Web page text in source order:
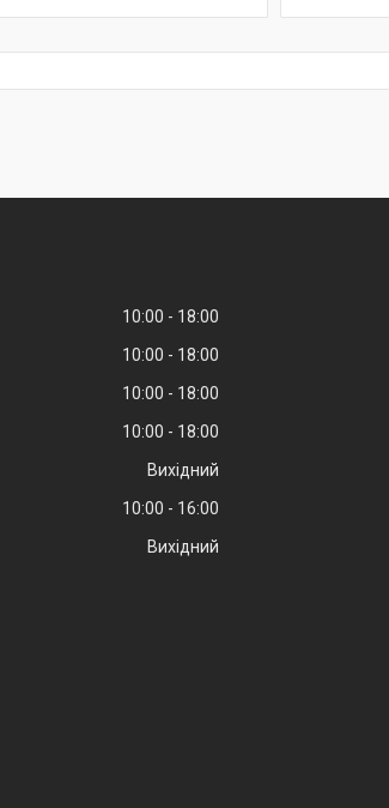
10:00
18:00
10:00
18:00
10:00
18:00
10:00
18:00
Вихідний
10:00
16:00
Вихідний